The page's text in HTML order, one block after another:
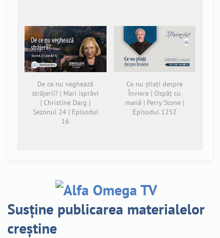
De ce nu veghează
străjerii? | Mari isprăvi
| Christine Darg |
Sezonul 24 | Episodul
16
Ce nu știați despre
Înviere | Ospăț cu
mană | Perry Stone |
Episodul 1252
Susține publicarea materialelor
creștine